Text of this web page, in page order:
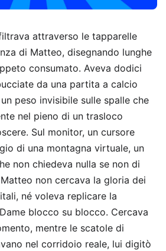
attraverso le tapparelle
di Matteo, disegnando lunghe
consumato. Aveva dodici
da una partita a calcio
peso invisibile sulle spalle che
nel pieno di un trasloco
Sul monitor, un cursore
di una montagna virtuale, un
non chiedeva nulla se non di
non cercava la gloria dei
né voleva replicare la
blocco su blocco. Cercava
mentre le scatole di
nel corridoio reale, lui digitò